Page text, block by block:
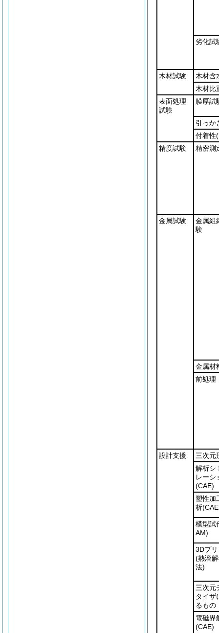
劣化試
木材試験
木材含
木材比
表面処理
試験
膜厚試
引っか
付着性
精度試験
精密測
金属試験
金属組
験
金属材
前処理
設計支援
三次元
解析シ
レーシ
(CAE)
塑性加
析
模型試
AM)
3Dプ
(熱溶
法)
三次元
タイザ
るもの
電磁界
(CAE)